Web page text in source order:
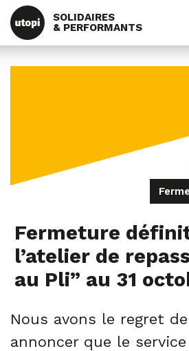
SOLIDAIRES
& PERFORMANTS
Fermeture
l’atelier de
au Pli” au 31
Nous avons le regret
annoncer que le